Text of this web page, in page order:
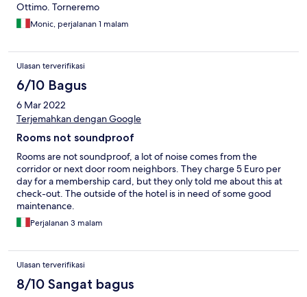
Ottimo. Torneremo
Monic, perjalanan 1 malam
Ulasan terverifikasi
6/10 Bagus
6 Mar 2022
Terjemahkan dengan Google
Rooms not soundproof
Rooms are not soundproof, a lot of noise comes from the
corridor or next door room neighbors. They charge 5 Euro per
day for a membership card, but they only told me about this at
check-out. The outside of the hotel is in need of some good
maintenance.
Perjalanan 3 malam
Ulasan terverifikasi
8/10 Sangat bagus